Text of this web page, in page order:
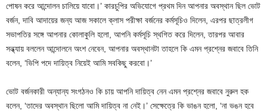
পোষন করে আন্দোলন চালিয়ে যাবো।’ কারচুপির অভিযোগে প্রথম দিন আপনার অবস্থান ছিল ভোট
বর্জন, দাবি আদায়ের জন্য আজ সকালে ক্লাস পরীক্ষা বর্জনের কর্মসূচিও দিলেন, এরপর ছাত্রলীগ
সভাপতির সঙ্গে আপনার কোলাকুলি হলো, আপনি কর্মসূচি স্থগিত করে দিলেন, তারপর আবার
সন্ধ্যায় বললেন আন্দোলনে অংশ নেবেন, আপনার অবস্থানটা তাহলে কি এমন প্রশ্নের জবাবে তিনি
বলেন, ‘ভিপি পদে দায়িত্ব নিয়েই আমি সবকিছু করবো।’
ভোট বর্জনকারী অন্যান্য সংগঠনও কি চায় আপনি দায়িত্ব নেন এমন প্রশ্নের জবাবে নুরুল হক
বলেন, ‘তাদের অবস্থান ছিলো আমি দায়িত্ব না নেই।’ সেক্ষেত্রে কি ভাঙন হলো, ‘না ভঙন হবে